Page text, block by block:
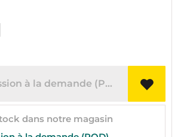
à la demande (POD)
dans notre magasin